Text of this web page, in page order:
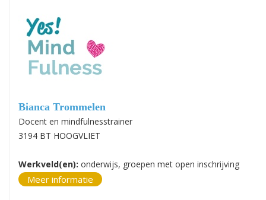
Bianca Trommelen
Docent en mindfulnesstrainer
3194 BT HOOGVLIET
Werkveld(en): onderwijs, groepen met open inschrijving
Meer informatie